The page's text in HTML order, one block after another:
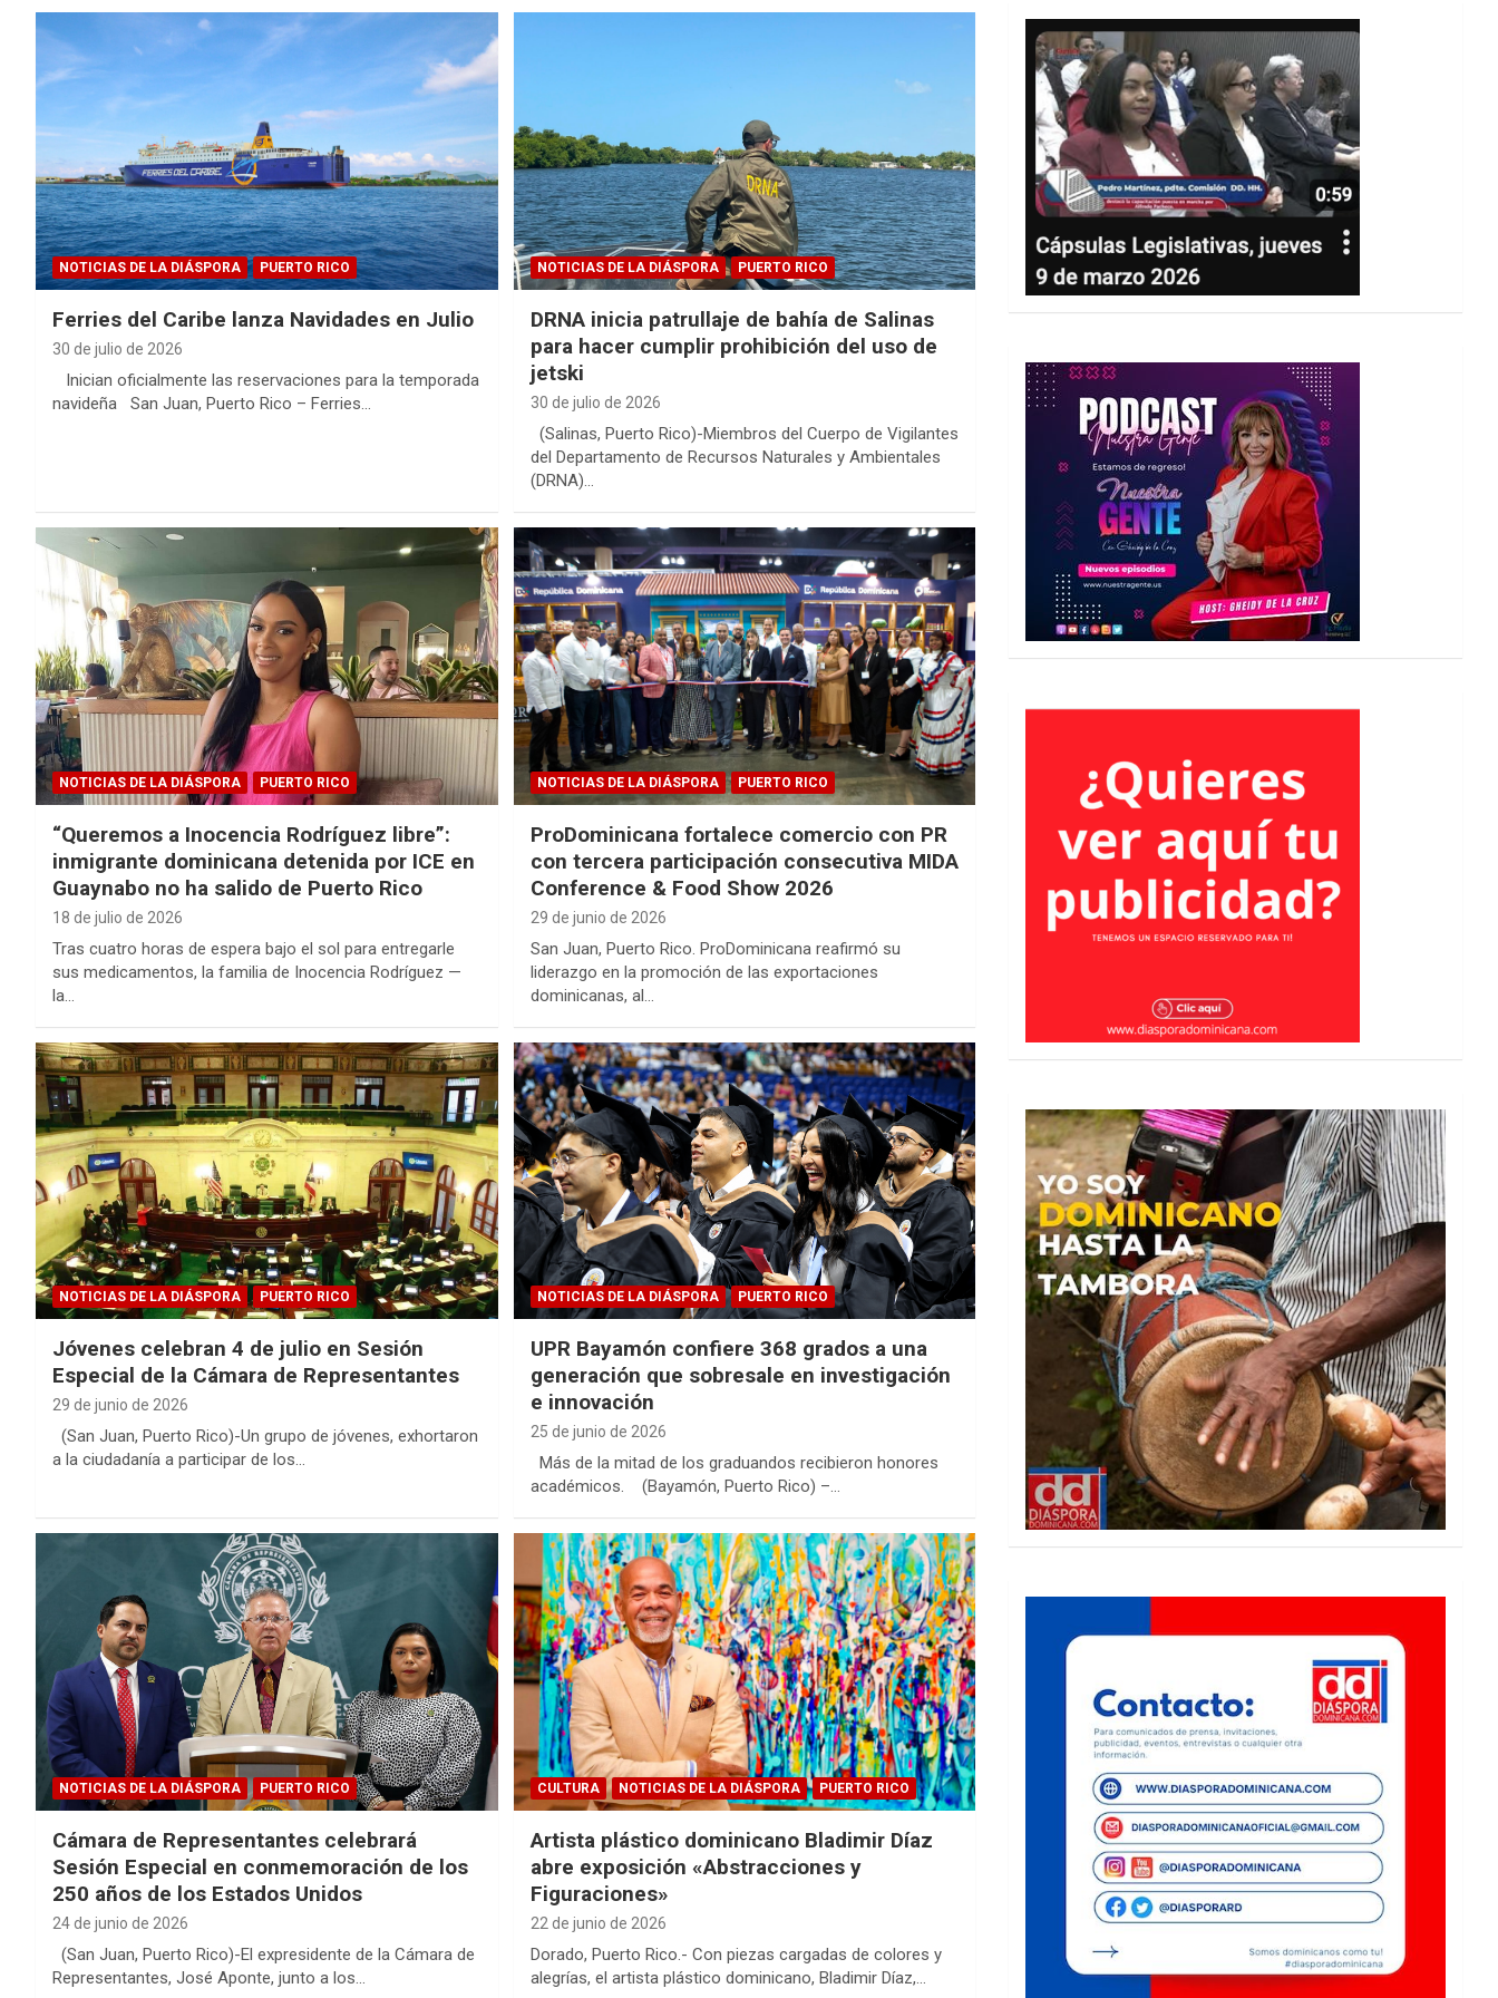
NOTICIAS DE LA DIÁSPORA PUERTO RICO
Ferries del Caribe lanza Navidades en Julio
30 de julio de 2026
Inician oficialmente las reservaciones para la temporada
navideña San Juan, Puerto Rico – Ferries…
NOTICIAS DE LA DIÁSPORA PUERTO RICO
DRNA inicia patrullaje de bahía de Salinas
para hacer cumplir prohibición del uso de
jetski
30 de julio de 2026
(Salinas, Puerto Rico)-Miembros del Cuerpo de Vigilantes
del Departamento de Recursos Naturales y Ambientales
(DRNA)…
NOTICIAS DE LA DIÁSPORA PUERTO RICO
“Queremos a Inocencia Rodríguez libre”:
inmigrante dominicana detenida por ICE en
Guaynabo no ha salido de Puerto Rico
18 de julio de 2026
Tras cuatro horas de espera bajo el sol para entregarle
sus medicamentos, la familia de Inocencia Rodríguez —
la…
NOTICIAS DE LA DIÁSPORA PUERTO RICO
ProDominicana fortalece comercio con PR
con tercera participación consecutiva MIDA
Conference & Food Show 2026
29 de junio de 2026
San Juan, Puerto Rico. ProDominicana reafirmó su
liderazgo en la promoción de las exportaciones
dominicanas, al…
NOTICIAS DE LA DIÁSPORA PUERTO RICO
Jóvenes celebran 4 de julio en Sesión
Especial de la Cámara de Representantes
29 de junio de 2026
(San Juan, Puerto Rico)-Un grupo de jóvenes, exhortaron
a la ciudadanía a participar de los…
NOTICIAS DE LA DIÁSPORA PUERTO RICO
UPR Bayamón confiere 368 grados a una
generación que sobresale en investigación
e innovación
25 de junio de 2026
Más de la mitad de los graduandos recibieron honores
académicos. (Bayamón, Puerto Rico) –…
NOTICIAS DE LA DIÁSPORA PUERTO RICO
Cámara de Representantes celebrará
Sesión Especial en conmemoración de los
250 años de los Estados Unidos
24 de junio de 2026
(San Juan, Puerto Rico)-El expresidente de la Cámara de
Representantes, José Aponte, junto a los…
CULTURA NOTICIAS DE LA DIÁSPORA PUERTO RICO
Artista plástico dominicano Bladimir Díaz
abre exposición «Abstracciones y
Figuraciones»
22 de junio de 2026
Dorado, Puerto Rico.- Con piezas cargadas de colores y
alegrías, el artista plástico dominicano, Bladimir Díaz,…